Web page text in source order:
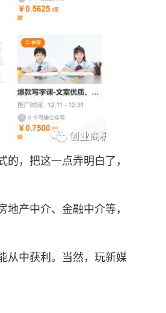
，把这一点弄明白了，
产中介、金融中介等，
中获利。当然，玩新媒